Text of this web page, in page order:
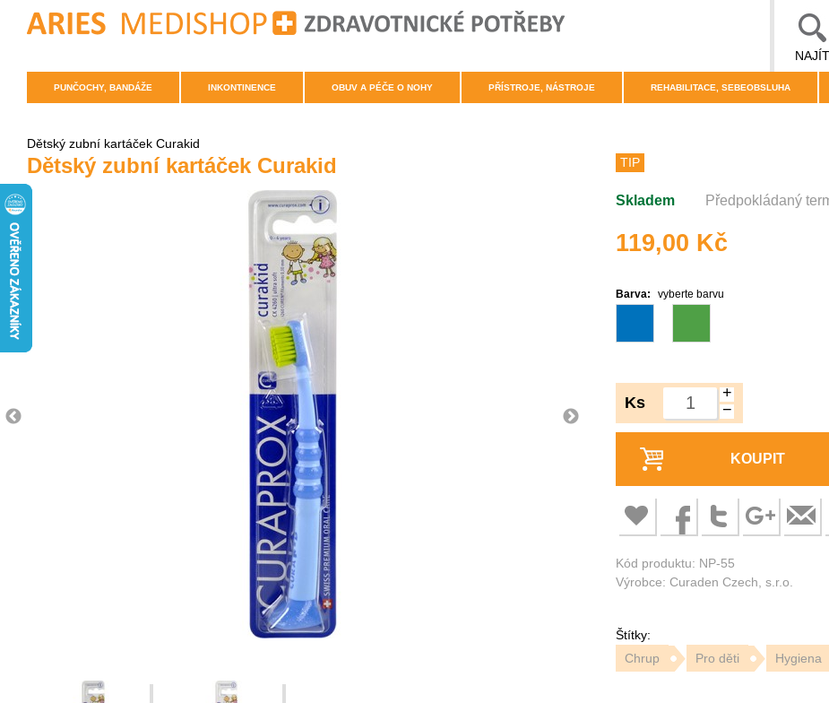
NAJÍT
PUNČOCHY, BANDÁŽE INKONTINENCE OBUV A PÉČE O NOHY PŘÍSTROJE, NÁSTROJE REHABILITACE, SEBEOBSLUHA
Dětský zubní kartáček Curakid
Dětský zubní kartáček Curakid TIP
Skladem Předpokládaný
119,00 Kč
Barva: vyberte barvu
Ks
+
−
KOUPIT
Kód produktu: NP-55
Výrobce: Curaden Czech, s.r.o.
Štítky:
Chrup
Pro děti Hygiena